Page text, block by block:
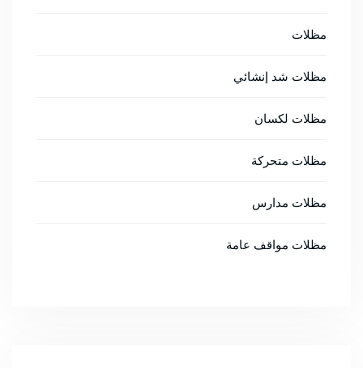
مظلات
مظلات شد إنشائي
مظلات لكسان
مظلات متحركة
مظلات مدارس
مظلات مواقف عامة